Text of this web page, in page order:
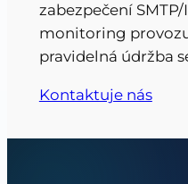
zabezpečení SMTP/
monitoring
pravidelná údržba
Kontaktuje nás